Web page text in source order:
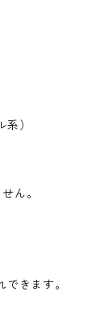
）
ん。
きます。